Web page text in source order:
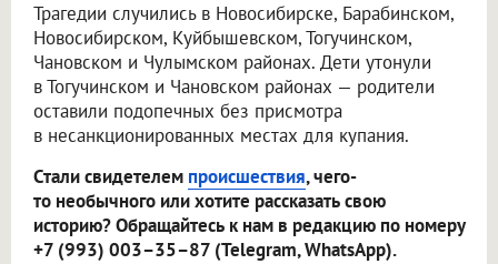
Трагедии случились в Новосибирске, Барабинском,
Новосибирском, Куйбышевском, Тогучинском,
Чановском и Чулымском районах. Дети утонули
в Тогучинском и Чановском районах — родители
оставили подопечных без присмотра
в несанкционированных местах для купания.
Стали свидетелем происшествия, чего-
то необычного или хотите рассказать свою
историю? Обращайтесь к нам в редакцию по номеру
+7 (993) 003–35–87 (Telegram, WhatsApp).